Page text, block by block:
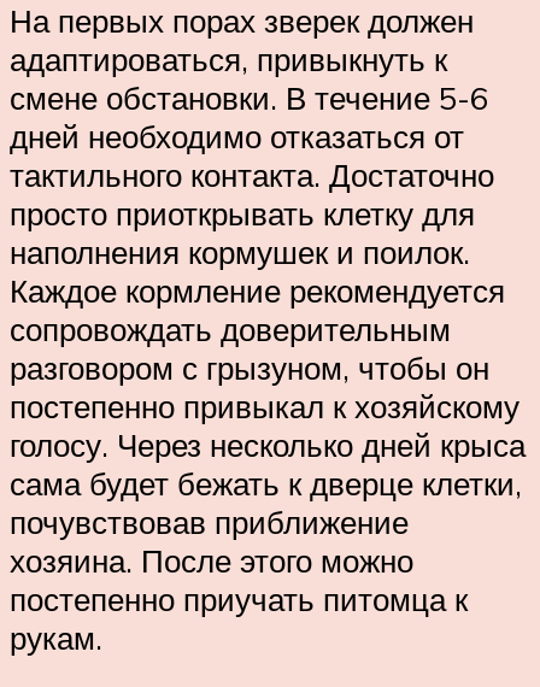
На первых порах зверек должен
адаптироваться, привыкнуть к
смене обстановки. В течение 5-6
дней необходимо отказаться от
тактильного контакта. Достаточно
просто приоткрывать клетку для
наполнения кормушек и поилок.
Каждое кормление рекомендуется
сопровождать доверительным
разговором с грызуном, чтобы он
постепенно привыкал к хозяйскому
голосу. Через несколько дней крыса
сама будет бежать к дверце клетки,
почувствовав приближение
хозяина. После этого можно
постепенно приучать питомца к
рукам.